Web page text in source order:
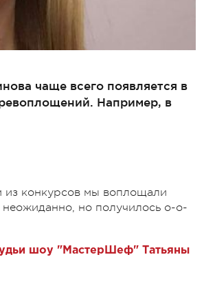
чаще всего появляется в
Например, в
из конкурсов мы воплощали
но получилось о-о-
шоу "МастерШеф" Татьяны